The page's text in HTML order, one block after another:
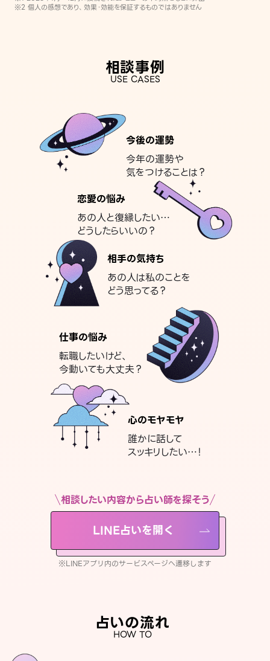
※2 個人の感想であり、効果・効能を保証するものではありません
相談事例
USE CASES
今後の運勢
今年の運勢や
気をつけることは？
恋愛の悩み
あの人と復縁したい…
どうしたらいいの？
相手の気持ち
あの人は私のことを
どう思ってる？
仕事の悩み
転職したいけど、
今動いても大丈夫？
心のモヤモヤ
誰かに話して
スッキリしたい…！
相談したい内容から占い師を探そう
LINE占いを開く
※LINEアプリ内のサービスページへ遷移します
占いの流れ
HOW TO